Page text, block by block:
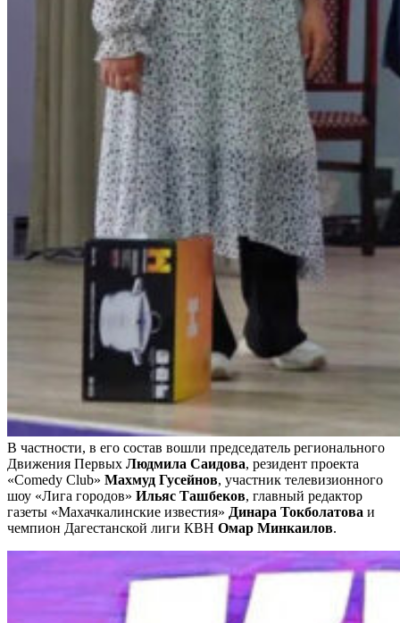
В частности, в его состав вошли председатель регионального
Движения Первых Людмила Саидова, резидент проекта
«Comedy Club» Махмуд Гусейнов, участник телевизионного
шоу «Лига городов» Ильяс Ташбеков, главный редактор
газеты «Махачкалинские известия» Динара Токболатова и
чемпион Дагестанской лиги КВН Омар Минкаилов.